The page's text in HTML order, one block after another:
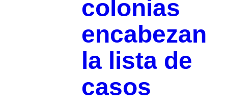
colonias
encabezan
la lista de
casos